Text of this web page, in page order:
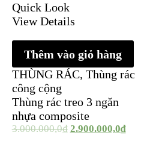
Quick Look
View Details
Thêm vào giỏ hàng
THÙNG RÁC, Thùng rác
công cộng
Thùng rác treo 3 ngăn
nhựa composite
3.000.000,0₫ 2.900.000,0₫